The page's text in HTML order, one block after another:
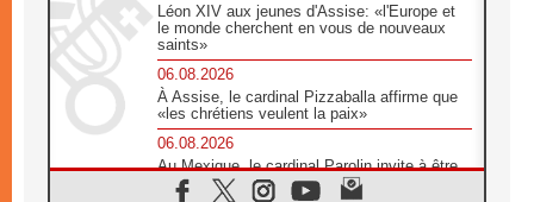
Léon XIV aux jeunes d'Assise: «l'Europe et
le monde cherchent en vous de nouveaux
saints»
06.08.2026
À Assise, le cardinal Pizzaballa affirme que
«les chrétiens veulent la paix»
06.08.2026
Au Mexique, le cardinal Parolin invite à être
aux côtés des marginalisées